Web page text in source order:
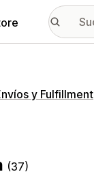
y Fulfillment
(37)